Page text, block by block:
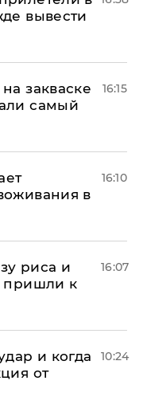
вывести
закваске
самый
16:15
в
16:10
риса и
пришли к
16:07
и когда
от
10:24